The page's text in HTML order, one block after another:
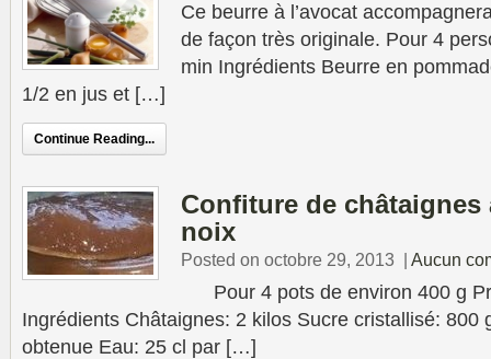
Ce beurre à l’avocat
de façon très originale. Pour 4
min Ingrédients Beurre en
1/2 en jus et […]
Continue Reading...
Confiture de châtaignes
noix
Posted on octobre 29, 2013 | Aucun
Pour 4 pots de environ 400 g
Ingrédients Châtaignes: 2 kilos Sucre cristallisé: 800
obtenue Eau: 25 cl par […]